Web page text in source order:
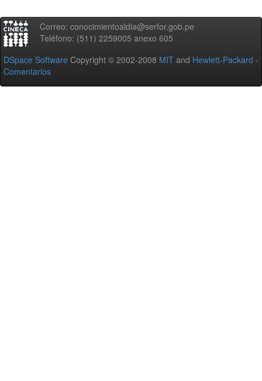
Correo: conocimientoaldia@serfor.gob.pe
Teléfono: (511) 2259005 anexo 605
DSpace Software Copyright © 2002-2008 MIT and Hewlett-Packard -
Comentarios